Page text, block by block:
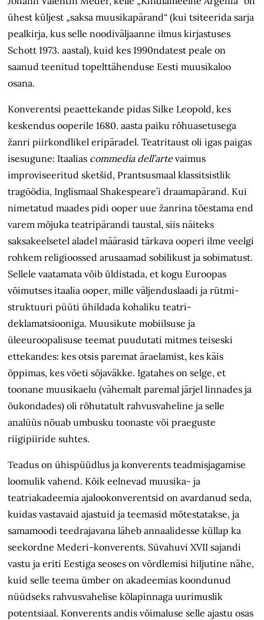
ühest küljest „saksa muusikapärand“ (kui tsiteerida sarja
pealkirja, kus selle noodiväljaanne ilmus kirjastuses
Schott 1973. aastal), kuid kes 1990ndatest peale on
saanud teenitud topelttähenduse Eesti muusikaloo
osana.
Konverentsi peaettekande pidas Silke Leopold, kes
keskendus ooperile 1680. aasta paiku rõhuasetusega
žanri piirkondlikel eripäradel. Teatritaust oli igas paigas
isesugune: Itaalias commedia dell’artevaimus
improviseeritud sketšid, Prantsusmaal klassitsistlik
tragöödia, Inglismaal Shakespeare’i draama­pärand. Kui
nimetatud maades pidi ooper uue žanrina tõestama end
varem mõjuka teatripärandi taustal, siis näiteks
saksakeelsetel aladel määrasid tärkava ooperi ilme veelgi
rohkem religioossed arusaamad sobilikust ja sobimatust.
Sellele vaatamata võib üldistada, et kogu Euroopas
võimutses itaalia ooper, mille väljenduslaadi ja rütmi­
struktuuri püüti ühildada kohaliku teatri­
deklamatsiooniga. Muusikute mobiilsuse ja
üleeuroopalisuse teemat puudutati mitmes teiseski
ettekandes: kes otsis paremat äraelamist, kes käis
õppimas, kes võeti sõjaväkke. Igatahes on selge, et
toonane muusikaelu (vähemalt paremal järjel linnades ja
õukonda­des) oli rõhutatult rahvusvaheline ja selle
analüüs nõuab umbusku toonaste või praeguste
riigipiiride suhtes.
Teadus on ühispüüdlus ja konverents teadmisjagamise
loomulik vahend. Kõik eelnevad muusika- ja
teatriakadeemia ajalookonverentsid on avardanud seda,
kuidas vastavaid ajastuid ja teemasid mõtestatakse, ja
samamoodi teedrajavana läheb annaalidesse küllap ka
seekordne Mederi-konverents. Süvahuvi XVII sajandi
vastu ja eriti Eestiga seoses on võrdlemisi hiljutine nähe,
kuid selle teema ümber on akadeemias koondunud
nüüdseks rahvusvahelise kõlapinnaga uurimuslik
potentsiaal. Konverents andis võimaluse selle ajastu osas